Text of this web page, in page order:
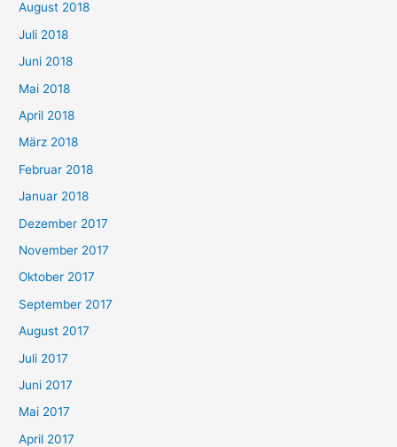
August 2018
Juli 2018
Juni 2018
Mai 2018
April 2018
März 2018
Februar 2018
Januar 2018
Dezember 2017
November 2017
Oktober 2017
September 2017
August 2017
Juli 2017
Juni 2017
Mai 2017
April 2017